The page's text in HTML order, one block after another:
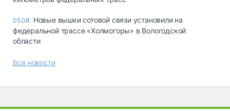
05.08 Новые вышки сотовой связи установили на
федеральной трассе «Холмогоры» в Вологодской
области
Все новости